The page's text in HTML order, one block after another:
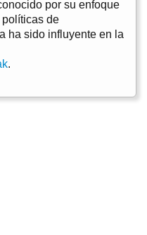
por su enfoque
de
ha sido influyente en la
.